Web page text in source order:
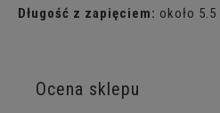
Długość z zapięciem: około 5.5
Ocena sklepu